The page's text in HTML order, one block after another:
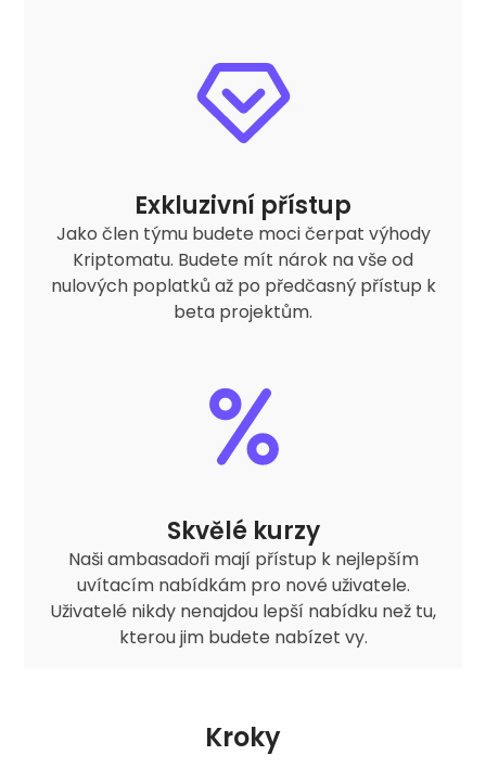
Exkluzivní přístup
Jako člen týmu budete moci čerpat výhody
Kriptomatu. Budete mít nárok na vše od
nulových poplatků až po předčasný přístup k
beta projektům.
Skvělé kurzy
Naši ambasadoři mají přístup k nejlepším
uvítacím nabídkám pro nové uživatele.
Uživatelé nikdy nenajdou lepší nabídku než tu,
kterou jim budete nabízet vy.
Kroky